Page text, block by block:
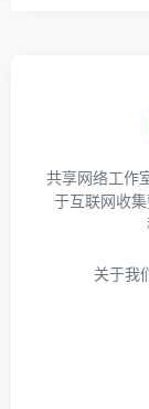
共享网络工作
于互联网收
关于我